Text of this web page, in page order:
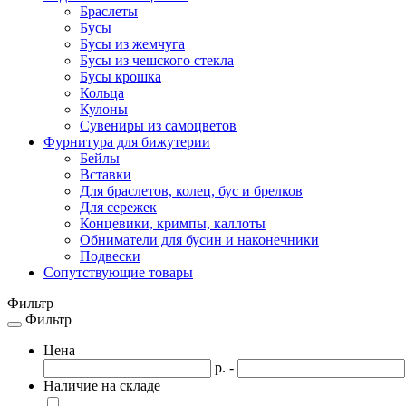
Браслеты
Бусы
Бусы из жемчуга
Бусы из чешского стекла
Бусы крошка
Кольца
Кулоны
Сувениры из самоцветов
Фурнитура для бижутерии
Бейлы
Вставки
Для браслетов, колец, бус и брелков
Для сережек
Концевики, кримпы, каллоты
Обниматели для бусин и наконечники
Подвески
Сопутствующие товары
Фильтр
Toggle
navigation
Фильтр
Цена
р. -
Наличие на складе